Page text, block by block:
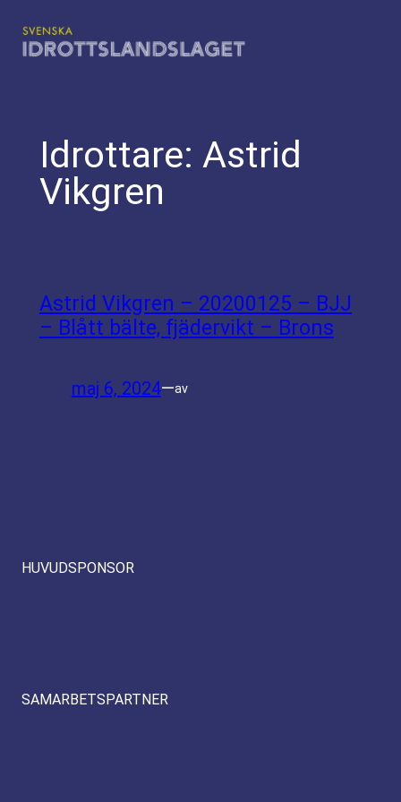
till
Idrottare: Astrid
Vikgren
Astrid Vikgren – 20200125 – BJJ
– Blått bälte, fjädervikt – Brons
maj 6, 2024—av
HUVUDSPONSOR
SAMARBETSPARTNER